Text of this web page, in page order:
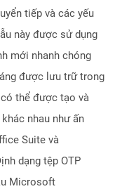
tiếp và các yếu
này được sử dụng
mới nhanh chóng
được lưu trữ trong
thể được tạo và
nhau như ấn
Suite và
dạng tệp OTP
Microsoft